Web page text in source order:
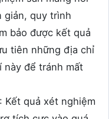
giản, quy trình
bảo được kết quả
tiên những địa chỉ
này để tránh mất
: Kết quả xét nghiệm